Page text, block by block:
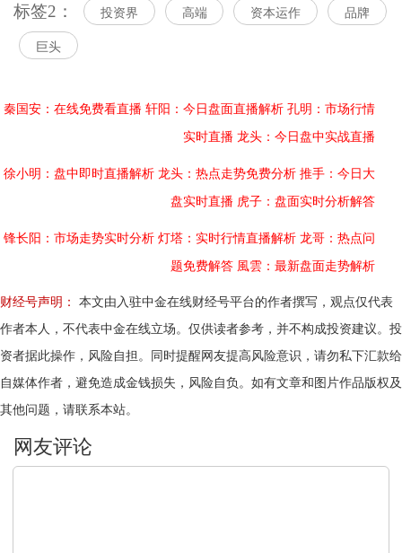
标签2： 投资界 高端 资本运作 品牌
巨头
秦国安：在线免费看直播 轩阳：今日盘面直播解析 孔明：市场行情
实时直播 龙头：今日盘中实战直播
徐小明：盘中即时直播解析 龙头：热点走势免费分析 推手：今日大
盘实时直播 虎子：盘面实时分析解答
锋长阳：市场走势实时分析 灯塔：实时行情直播解析 龙哥：热点问
题免费解答 風雲：最新盘面走势解析
财经号声明：
本文由入驻中金在线财经号平台的作者撰写，观点仅代表
作者本人，不代表中金在线立场。仅供读者参考，并不构成投资建议。投
资者据此操作，风险自担。同时提醒网友提高风险意识，请勿私下汇款给
自媒体作者，避免造成金钱损失，风险自负。如有文章和图片作品版权及
其他问题，请联系本站。